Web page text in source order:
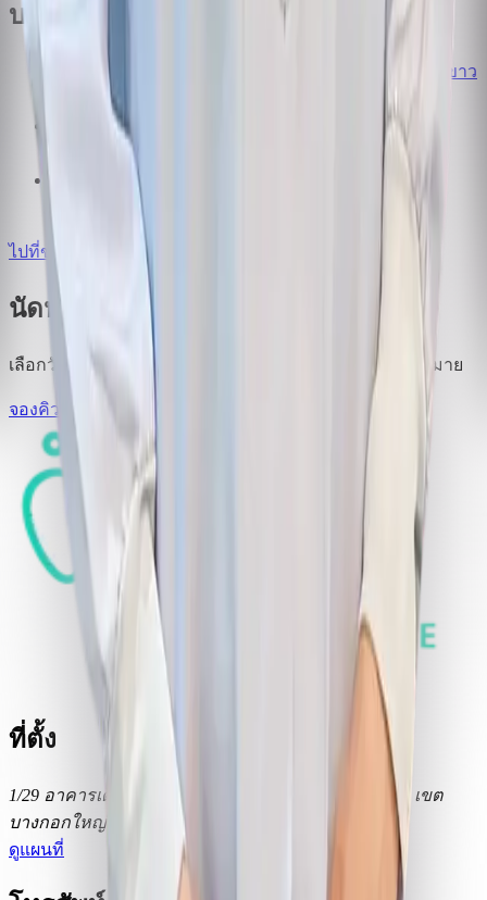
บทความที่เกี่ยวข้อง
ผลงานด้านรากฟันเทียมของ ศ.ดร.ทพ. อาทิพันธุ์ พิมพ์ขาว
3 ตุลาคม 2568
ทำไม ศ.ดร.ทพ. อาทิพันธุ์ พิมพ์ขาวขำ จึงได้รับการ
ยอมรับระดับโลก
ศ.ดร.ทพ. อาทิพันธุ์ พิมพ์ขาวขำ ติดอันดับ Top 2%
Scientists of the World
ไปที่ข่าวสาร
นัดหมายกับ ศ.ทพ.ดร. อาทิพันธุ์
เลือกวันและเวลาที่สะดวก เราจะติดต่อกลับเพื่อยืนยันนัดหมาย
จองคิว
ที่ตั้ง
1/29 อาคารเด็นโทเปีย ถนนเพชรเกษม แขวงวัดท่าพระ เขต
บางกอกใหญ่ กรุงเทพมหานคร 10600
ดูแผนที่